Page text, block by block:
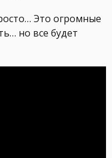
Это огромные
но все будет